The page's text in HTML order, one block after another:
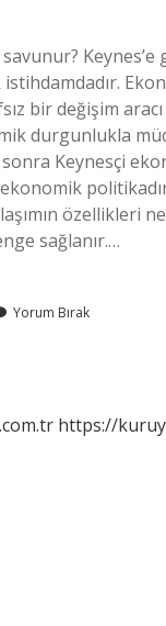
istihdamdadır.
bir değişim
durgunlukla
Keynesçi
özellikleri
sağlanır.…
Yorum Bırak
https://